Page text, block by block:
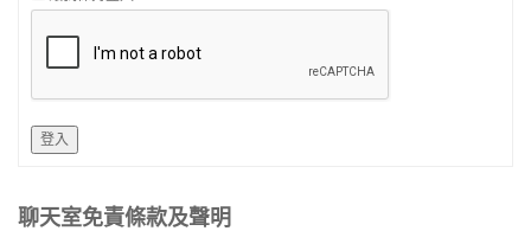
登入
聊天室免責條款及聲明